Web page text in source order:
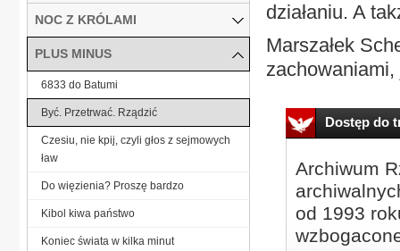
działaniu. A
Marszałek
zachowaniami,
Dostęp do
Archiwum
od 1993
NOC Z KRÓLAMI
PLUS MINUS
6833 do Batumi
Być. Przetrwać. Rządzić
Czesiu, nie kpij, czyli głos z sejmowych
ław
Do więzienia? Proszę bardzo
Kibol kiwa państwo
Koniec świata w kilka minut